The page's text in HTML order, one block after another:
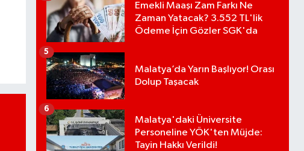
Emekli Maaşı Zam Farkı Ne
Zaman Yatacak? 3.552 TL'lik
Ödeme İçin Gözler SGK'da
Malatya’da Yarın Başlıyor! Orası
Dolup Taşacak
5
Malatya'daki Üniversite
Personeline YÖK'ten Müjde:
Tayin Hakkı Verildi!
6